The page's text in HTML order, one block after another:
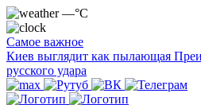
—°C
Самое важное
Киев выглядит как пылающая
русского удара